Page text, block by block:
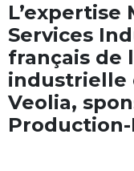
L’expertise
Services
français de
industrielle
Veolia,